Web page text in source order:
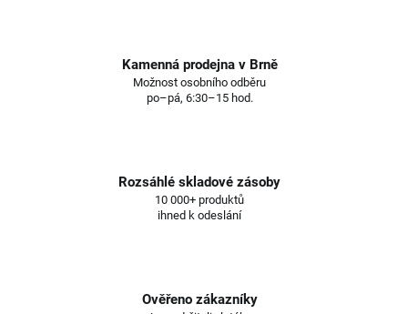
Kamenná prodejna v Brně
Možnost osobního odběru
po–pá, 6:30–15 hod.
Rozsáhlé skladové zásoby
10 000+ produktů
ihned k odeslání
Ověřeno zákazníky